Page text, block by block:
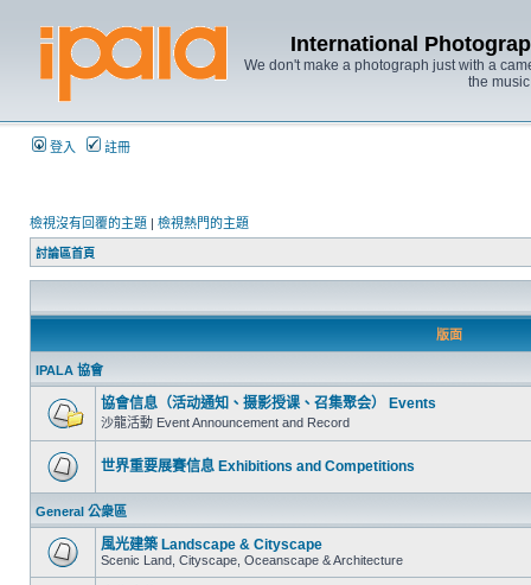
International
We don't make a photograph just with a
the
登入 註冊
檢視沒有回覆的主題 | 檢視熱門的主題
討論區首頁
版面
IPALA 協會
協會信息（活动通知、摄影授课、召集聚会） Events
沙龍活動 Event Announcement and Record
世界重要展賽信息 Exhibitions and Competitions
General 公衆區
風光建築 Landscape & Cityscape
Scenic Land, Cityscape, Oceanscape & Architecture